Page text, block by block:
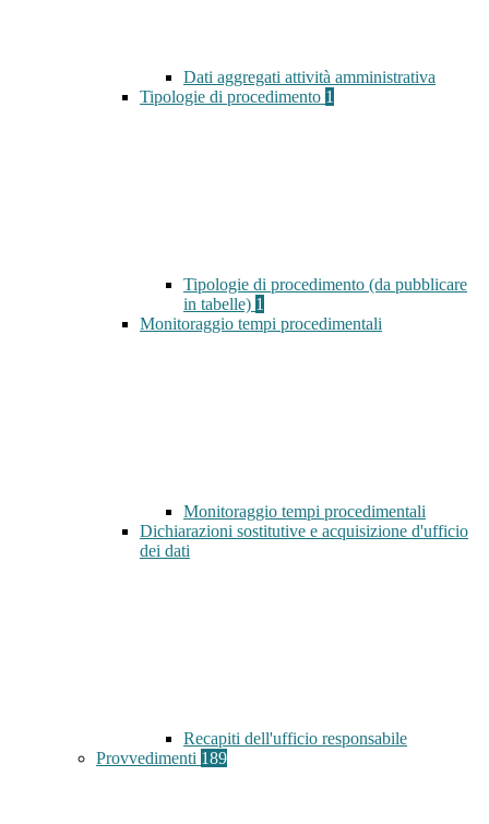
Dati aggregati attività amministrativa
Tipologie di procedimento 1
Tipologie di procedimento (da pubblicare
in tabelle) 1
Monitoraggio tempi procedimentali
Monitoraggio tempi procedimentali
Dichiarazioni sostitutive e acquisizione d'ufficio
dei dati
Recapiti dell'ufficio responsabile
Provvedimenti 189